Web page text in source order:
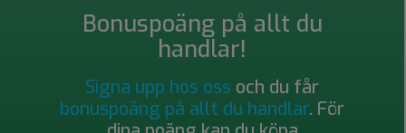
Bonuspoäng på allt du
handlar!
Signa upp hos oss och du får
bonuspoäng på allt du handlar. För